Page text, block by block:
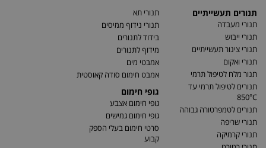
תנורים תעשייתיים
תנורי מעבדה
תנורי ייבוש
תנורי צינור תעשייתיים
תנורי ואקום
תנור מלח לטיפול תרמי
תנורים לטיפול תרמי עד
850°C
תנורים לטמפרטורה גבוהה
תנורי שריפה
תנורי קרמיקה
תנורי תא
תנורי נידוף ממיסים
בידוד לתנורים
מידוף לתנורים
אמבטי מים
אמבט חימום סודה קאוסטית
גופי חימום
גופי חימום אצבע
גופי חימום גמישים
סרטי חימום בעלי הספק
קבוע